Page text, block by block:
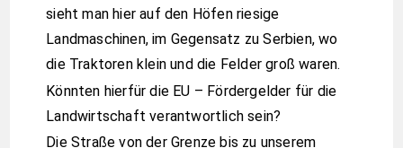
sieht man hier auf den Höfen riesige
Landmaschinen, im Gegensatz zu Serbien, wo
die Traktoren klein und die Felder groß waren.
Könnten hierfür die EU – Fördergelder für die
Landwirtschaft verantwortlich sein?
Die Straße von der Grenze bis zu unserem